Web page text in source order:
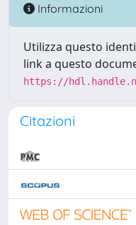
Informazioni
Utilizza questo
link a questo
https://
Citazioni